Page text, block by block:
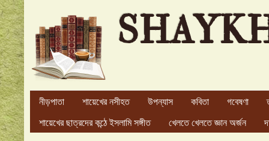
নীড়পাতা শায়েখের নসীহত উপন্যাস কবিতা গবেষণা
শায়েখের ছাত্রদের কন্ঠে ইসলামি সঙ্গীত
খেলতে খেলতে জ্ঞান অর্জন